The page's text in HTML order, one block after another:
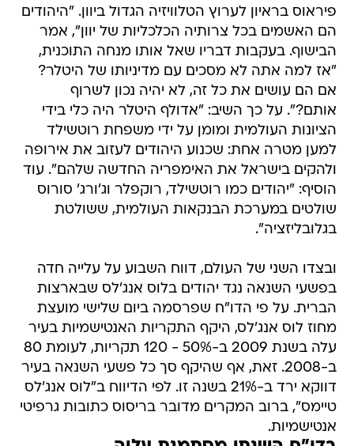
פיראוס בראיון לערוץ הטלוויזיה הגדול ביוון. "היהודים
הם האשמים בכל צרותיה הכלכליות של יוון", אמר
הבישוף. בעקבות דבריו שאל אותו מנחה התוכנית,
"אז למה אתה לא מסכים עם מדיניותו של היטלר?
אם הם עושים את כל זה, לא יהיה נכון לשרוף
אותם?". על כך השיב: "אדולף היטלר היה כלי בידי
הציונות העולמית ומומן על ידי משפחת רוטשילד
למען מטרה אחת: שכנוע היהודים לעזוב את אירופה
ולהקים בישראל את האימפריה החדשה שלהם". עוד
הוסיף: "יהודים כמו רוטשילד, רוקפלר וג'ורג' סורוס
שולטים במערכת הבנקאות העולמית, ששולטת
בגלובליזציה".
ובצדו השני של העולם, דווח השבוע על עלייה חדה
בפשעי השנאה נגד יהודים בלוס אנג'לס שבארצות
הברית. על פי הדו"ח שפרסמה ביום שלישי מועצת
מחוז לוס אנג'לס, היקף התקריות האנטישמיות בעיר
עלה בשנת 2009 ב-50% - 120 תקריות, לעומת 80
ב-2008. זאת, אף שהיקף סך כל פשעי השנאה בעיר
דווקא ירד ב-21% בשנה זו. לפי הדיווח ב"לוס אנג'לס
טיימס", ברוב המקרים מדובר בריסוס כתובות גרפיטי
אנטישמיות.